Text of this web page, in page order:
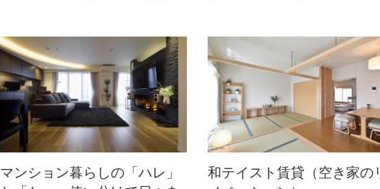
マンション暮らしの「ハレ」
和テイスト賃貸（空き家の